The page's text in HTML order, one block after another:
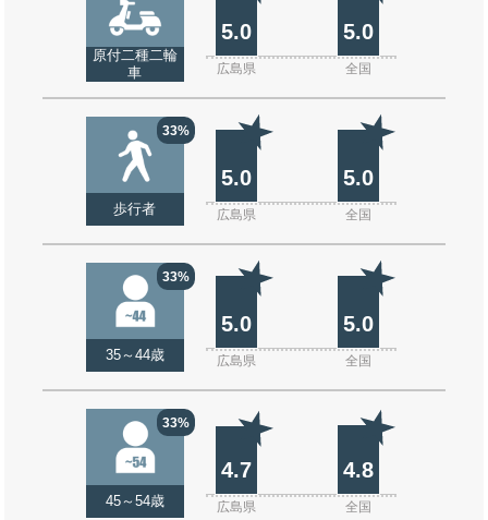
原付二種二輪
車
5.0 5.0
広島県 全国
33%
歩行者
5.0 5.0
広島県 全国
33%
35～44歳
5.0 5.0
広島県 全国
33%
45～54歳
4.7 4.8
広島県 全国